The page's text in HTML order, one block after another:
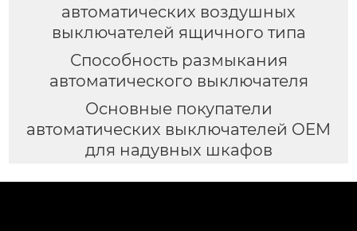
автоматических воздушных
выключателей ящичного типа
Способность размыкания
автоматического выключателя
Основные покупатели
автоматических выключателей OEM
для надувных шкафов